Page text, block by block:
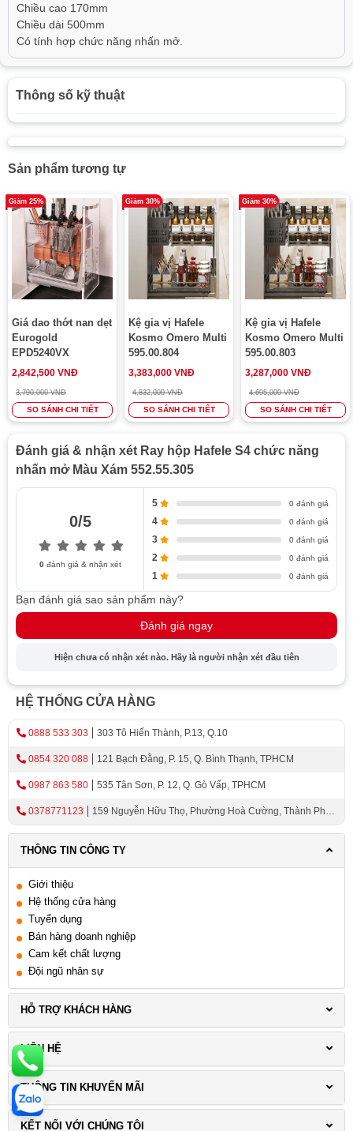
Chiều cao 170mm
Chiều dài 500mm
Có tính hợp chức năng nhấn mở.
Thông số kỹ thuật
Sản phẩm tương tự
Giảm 25%
Giá dao thớt nan dẹt
Eurogold
EPD5240VX
2,842,500 VNĐ
3,790,000 VNĐ
SO SÁNH CHI TIẾT
Giảm 30%
Kệ gia vị Hafele
Kosmo Omero Multi
595.00.804
3,383,000 VNĐ
4,832,000 VNĐ
SO SÁNH CHI TIẾT
Giảm 30%
Kệ gia vị Hafele
Kosmo Omero Multi
595.00.803
3,287,000 VNĐ
4,695,000 VNĐ
SO SÁNH CHI TIẾT
Đánh giá & nhận xét Ray hộp Hafele S4 chức năng
nhấn mở Màu Xám 552.55.305
0/5
0đánh giá & nhận xét
5 0 đánh giá
4 0 đánh giá
3 0 đánh giá
2 0 đánh giá
1 0 đánh giá
Bạn đánh giá sao sản phẩm này?
Đánh giá ngay
Hiện chưa có nhận xét nào. Hãy là người nhận xét đầu tiên
HỆ THỐNG CỬA HÀNG
0888 533 303 303 Tô Hiến Thành, P.13, Q.10
0854 320 088 121 Bạch Đằng, P. 15, Q. Bình Thạnh, TPHCM
0987 863 580 535 Tân Sơn, P. 12, Q. Gò Vấp, TPHCM
0378771123
159 Nguyễn Hữu Thọ, Phường Hoà Cường, Thành Phố
THÔNG TIN CÔNG TY
Giới thiệu
Hệ thống cửa hàng
Tuyển dụng
Bán hàng doanh nghiệp
Cam kết chất lượng
Đội ngũ nhân sự
HỖ TRỢ KHÁCH HÀNG
LIÊN HỆ
THÔNG TIN KHUYẾN MÃI
KẾT NỐI VỚI CHÚNG TÔI